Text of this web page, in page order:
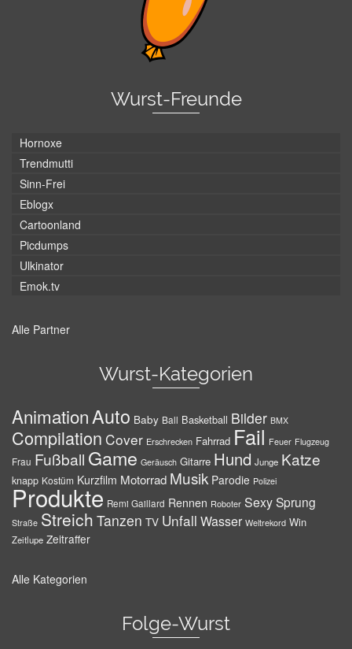
Wurst-Freunde
Hornoxe
Trendmutti
Sinn-Frei
Eblogx
Cartoonland
Picdumps
Ulkinator
Emok.tv
Alle Partner
Wurst-Kategorien
AnimationAuto Baby Ball Basketball Bilder BMX
Compilation Cover Erschrecken Fahrrad Fail Feuer Flugzeug
Frau Fußball Game Geräusch Gitarre Hund Junge Katze
knapp Kostüm Kurzfilm Motorrad Musik Parodie Polizei
Produkte Remi Gaillard Rennen Roboter SexySprung
Straße Streich Tanzen TV Unfall Wasser Weltrekord Win
Zeitlupe Zeitraffer
Alle Kategorien
Folge-Wurst